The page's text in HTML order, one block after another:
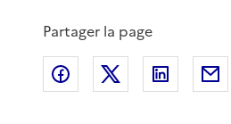
Partager la page
Partager sur Facebook
Partager sur X